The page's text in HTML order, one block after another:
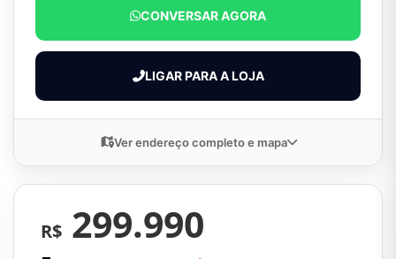
CONVERSAR AGORA
LIGAR PARA A LOJA
Ver endereço completo e mapa
R$ 299.990